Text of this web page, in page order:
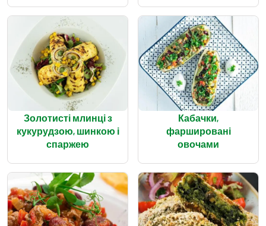
Золотисті млинці з
кукурудзою, шинкою і
спаржею
Кабачки,
фаршировані
овочами